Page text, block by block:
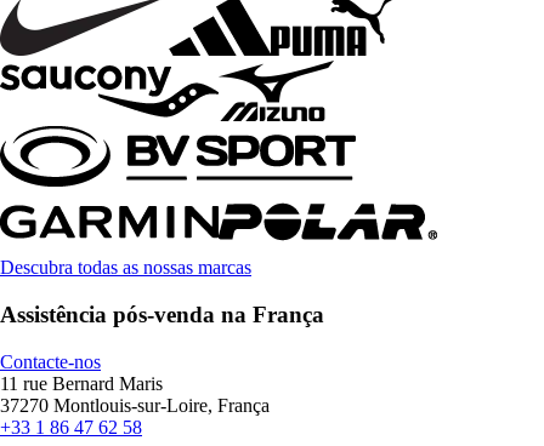
Descubra todas as nossas marcas
Assistência pós-venda na França
Contacte-nos
11 rue Bernard Maris
37270 Montlouis-sur-Loire, França
+33 1 86 47 62 58